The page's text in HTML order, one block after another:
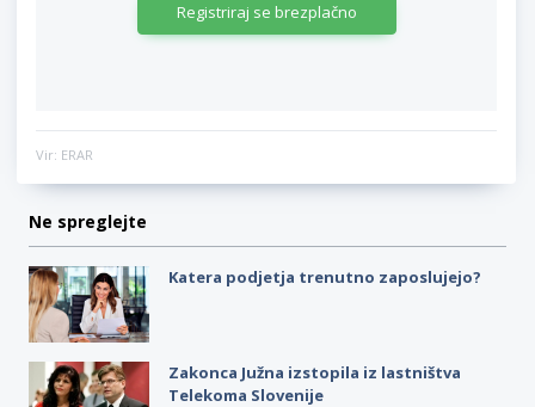
Registriraj se brezplačno
Vir: ERAR
Ne spreglejte
Katera podjetja trenutno zaposlujejo?
Zakonca Južna izstopila iz lastništva
Telekoma Slovenije